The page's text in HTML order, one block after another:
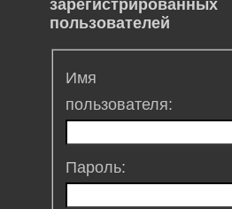
зарегистрированных
пользователей
Имя
пользователя:
Пароль: